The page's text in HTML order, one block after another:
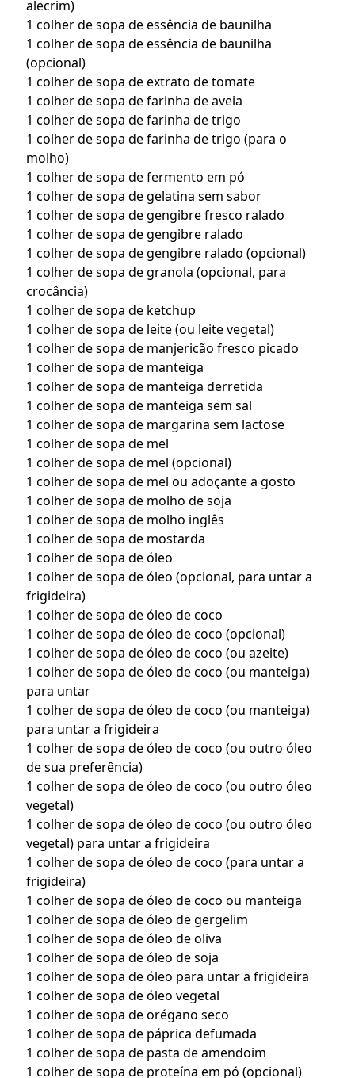
alecrim)
1 colher de sopa de essência de baunilha
1 colher de sopa de essência de baunilha
(opcional)
1 colher de sopa de extrato de tomate
1 colher de sopa de farinha de aveia
1 colher de sopa de farinha de trigo
1 colher de sopa de farinha de trigo (para o
molho)
1 colher de sopa de fermento em pó
1 colher de sopa de gelatina sem sabor
1 colher de sopa de gengibre fresco ralado
1 colher de sopa de gengibre ralado
1 colher de sopa de gengibre ralado (opcional)
1 colher de sopa de granola (opcional, para
crocância)
1 colher de sopa de ketchup
1 colher de sopa de leite (ou leite vegetal)
1 colher de sopa de manjericão fresco picado
1 colher de sopa de manteiga
1 colher de sopa de manteiga derretida
1 colher de sopa de manteiga sem sal
1 colher de sopa de margarina sem lactose
1 colher de sopa de mel
1 colher de sopa de mel (opcional)
1 colher de sopa de mel ou adoçante a gosto
1 colher de sopa de molho de soja
1 colher de sopa de molho inglês
1 colher de sopa de mostarda
1 colher de sopa de óleo
1 colher de sopa de óleo (opcional, para untar a
frigideira)
1 colher de sopa de óleo de coco
1 colher de sopa de óleo de coco (opcional)
1 colher de sopa de óleo de coco (ou azeite)
1 colher de sopa de óleo de coco (ou manteiga)
para untar
1 colher de sopa de óleo de coco (ou manteiga)
para untar a frigideira
1 colher de sopa de óleo de coco (ou outro óleo
de sua preferência)
1 colher de sopa de óleo de coco (ou outro óleo
vegetal)
1 colher de sopa de óleo de coco (ou outro óleo
vegetal) para untar a frigideira
1 colher de sopa de óleo de coco (para untar a
frigideira)
1 colher de sopa de óleo de coco ou manteiga
1 colher de sopa de óleo de gergelim
1 colher de sopa de óleo de oliva
1 colher de sopa de óleo de soja
1 colher de sopa de óleo para untar a frigideira
1 colher de sopa de óleo vegetal
1 colher de sopa de orégano seco
1 colher de sopa de páprica defumada
1 colher de sopa de pasta de amendoim
1 colher de sopa de proteína em pó (opcional)